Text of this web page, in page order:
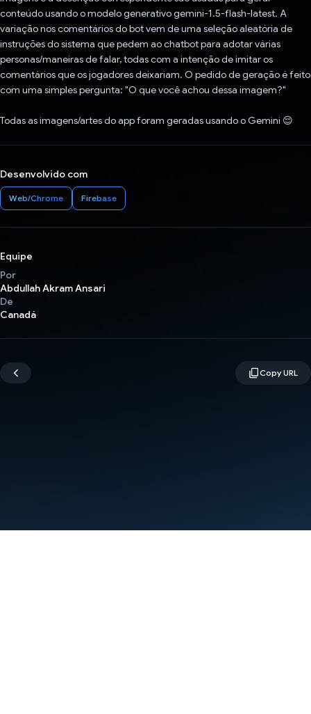
conteúdo usando o modelo generativo gemini-1.5-flash-latest. A
variação nos comentários do bot vem de uma seleção aleatória de
instruções do sistema que pedem ao chatbot para adotar várias
personas/maneiras de falar, todas com a intenção de imitar os
comentários que os jogadores deixariam. O pedido de geração é feito
com uma simples pergunta: "O que você achou dessa imagem?"
Todas as imagens/artes do app foram geradas usando o Gemini 😌
Desenvolvido com
Web/Chrome Firebase
Equipe
Por
Abdullah Akram Ansari
De
Canadá